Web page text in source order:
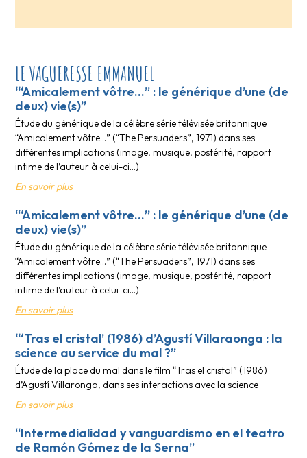
LE VAGUERESSE EMMANUEL
“‘Amicalement vôtre…” : le générique d’une (de
deux) vie(s)”
Étude du générique de la célèbre série télévisée britannique
“Amicalement vôtre…” (“The Persuaders”, 1971) dans ses
différentes implications (image, musique, postérité, rapport
intime de l’auteur à celui-ci…)
En savoir plus
“‘Amicalement vôtre…” : le générique d’une (de
deux) vie(s)”
Étude du générique de la célèbre série télévisée britannique
“Amicalement vôtre…” (“The Persuaders”, 1971) dans ses
différentes implications (image, musique, postérité, rapport
intime de l’auteur à celui-ci…)
En savoir plus
“‘Tras el cristal’ (1986) d’Agustí Villaraonga : la
science au service du mal ?”
Étude de la place du mal dans le film “Tras el cristal” (1986)
d’Agustí Villaronga, dans ses interactions avec la science
En savoir plus
“Intermedialidad y vanguardismo en el teatro
de Ramón Gómez de la Serna”